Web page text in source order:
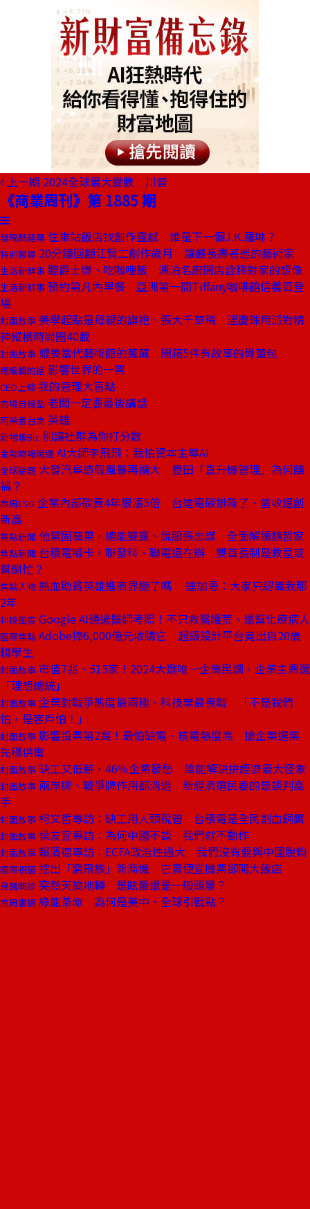
上一期 2024全球最大變數 川普
《商業周刊》第 1885 期
發現酷建築 住車站飯店找創作靈感 誰是下一個J.K.羅琳？
特別報導 20分鐘回顧江賢二創作歲月 讓嚴長壽著迷的藝術家
生活新鮮事 聽爵士樂、吃咖哩飯 漂泊名廚開店詮釋對家的想像
生活新鮮事 預約第凡內早餐 亞洲第一間Tiffany咖啡館信義區登
場
封面故事 美學起點是母親的旗袍、張大千草稿 溫慶珠用派對精
神縱橫時尚圈40載
封面故事 媲美當代藝術館的蒐藏 開箱5件有故事的骨董包
總編輯的話 影響世界的一票
CEO上線 我的管理大盲點
商場自慢塾 老闆一定要最後講話
阿榮看台商 英雄
新物種Biz 別讓社群為你打分數
金融時報精選 AI大師李飛飛：我怕資本主導AI
全球話題 大發汽車造假風暴再擴大 豐田「直升機管理」為何釀
禍？
商周ESG 企業內部碳費4年狠漲5倍 台達電碳排降了、營收還創
新高
焦點新聞 他鞏固蘋果，總能雙贏、說服張忠謀 全面解讀魏哲家
焦點新聞 台積電喊卡，聯發科、聯電還在辦 雙首長制是救星或
幫倒忙？
焦點人物 熱血助貧英雄進商界變了嗎 連加恩：大家只認識我那
2年
科技風雲 Google AI通過醫師考照！不只救醫護荒、還幫化療病人
國際焦點 Adobe捧6,000億元收購它 超級設計平台竟出自20歲
輟學生
封面故事 市值7兆、515家！2024大選唯一企業民調，企業主票選
「理想總統」
封面故事 企業對戰爭態度最兩極、科技業最畏戰 「不是我們
怕，是客戶怕！」
封面故事 影響投票第2高！最怕缺電、核電熱度高 搶企業選票
先穩供電
封面故事 缺工又低薪，46％企業發愁 誰能解決拚經濟最大怪象
封面故事 兩岸牌、戰爭牌作用都消退 新經濟選民要的是談判高
手
封面故事 柯文哲專訪：缺工用人頭稅管 台積電是全民割血飼鷹
封面故事 侯友宜專訪：為何中國不談 我們就不動作
封面故事 賴清德專訪：ECFA政治性過大 我們沒有要與中國脫鉤
國際視窗 挖出「窮飛族」新商機 它賣便宜機票卻開大飯店
良醫問診 突然天旋地轉 是眩暈還是一般頭暈？
商周書摘 綠能革命 為何是美中、全球引戰點？